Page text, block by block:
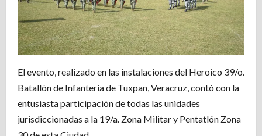
El evento, realizado en las instalaciones del Heroico 39/o.
Batallón de Infantería de Tuxpan, Veracruz, contó con la
entusiasta participación de todas las unidades
jurisdiccionadas a la 19/a. Zona Militar y Pentatlón Zona